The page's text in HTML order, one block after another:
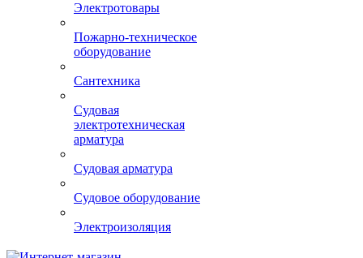
Электротовары
Пожарно-техническое
оборудование
Сантехника
Судовая
электротехническая
арматура
Судовая арматура
Судовое оборудование
Электроизоляция